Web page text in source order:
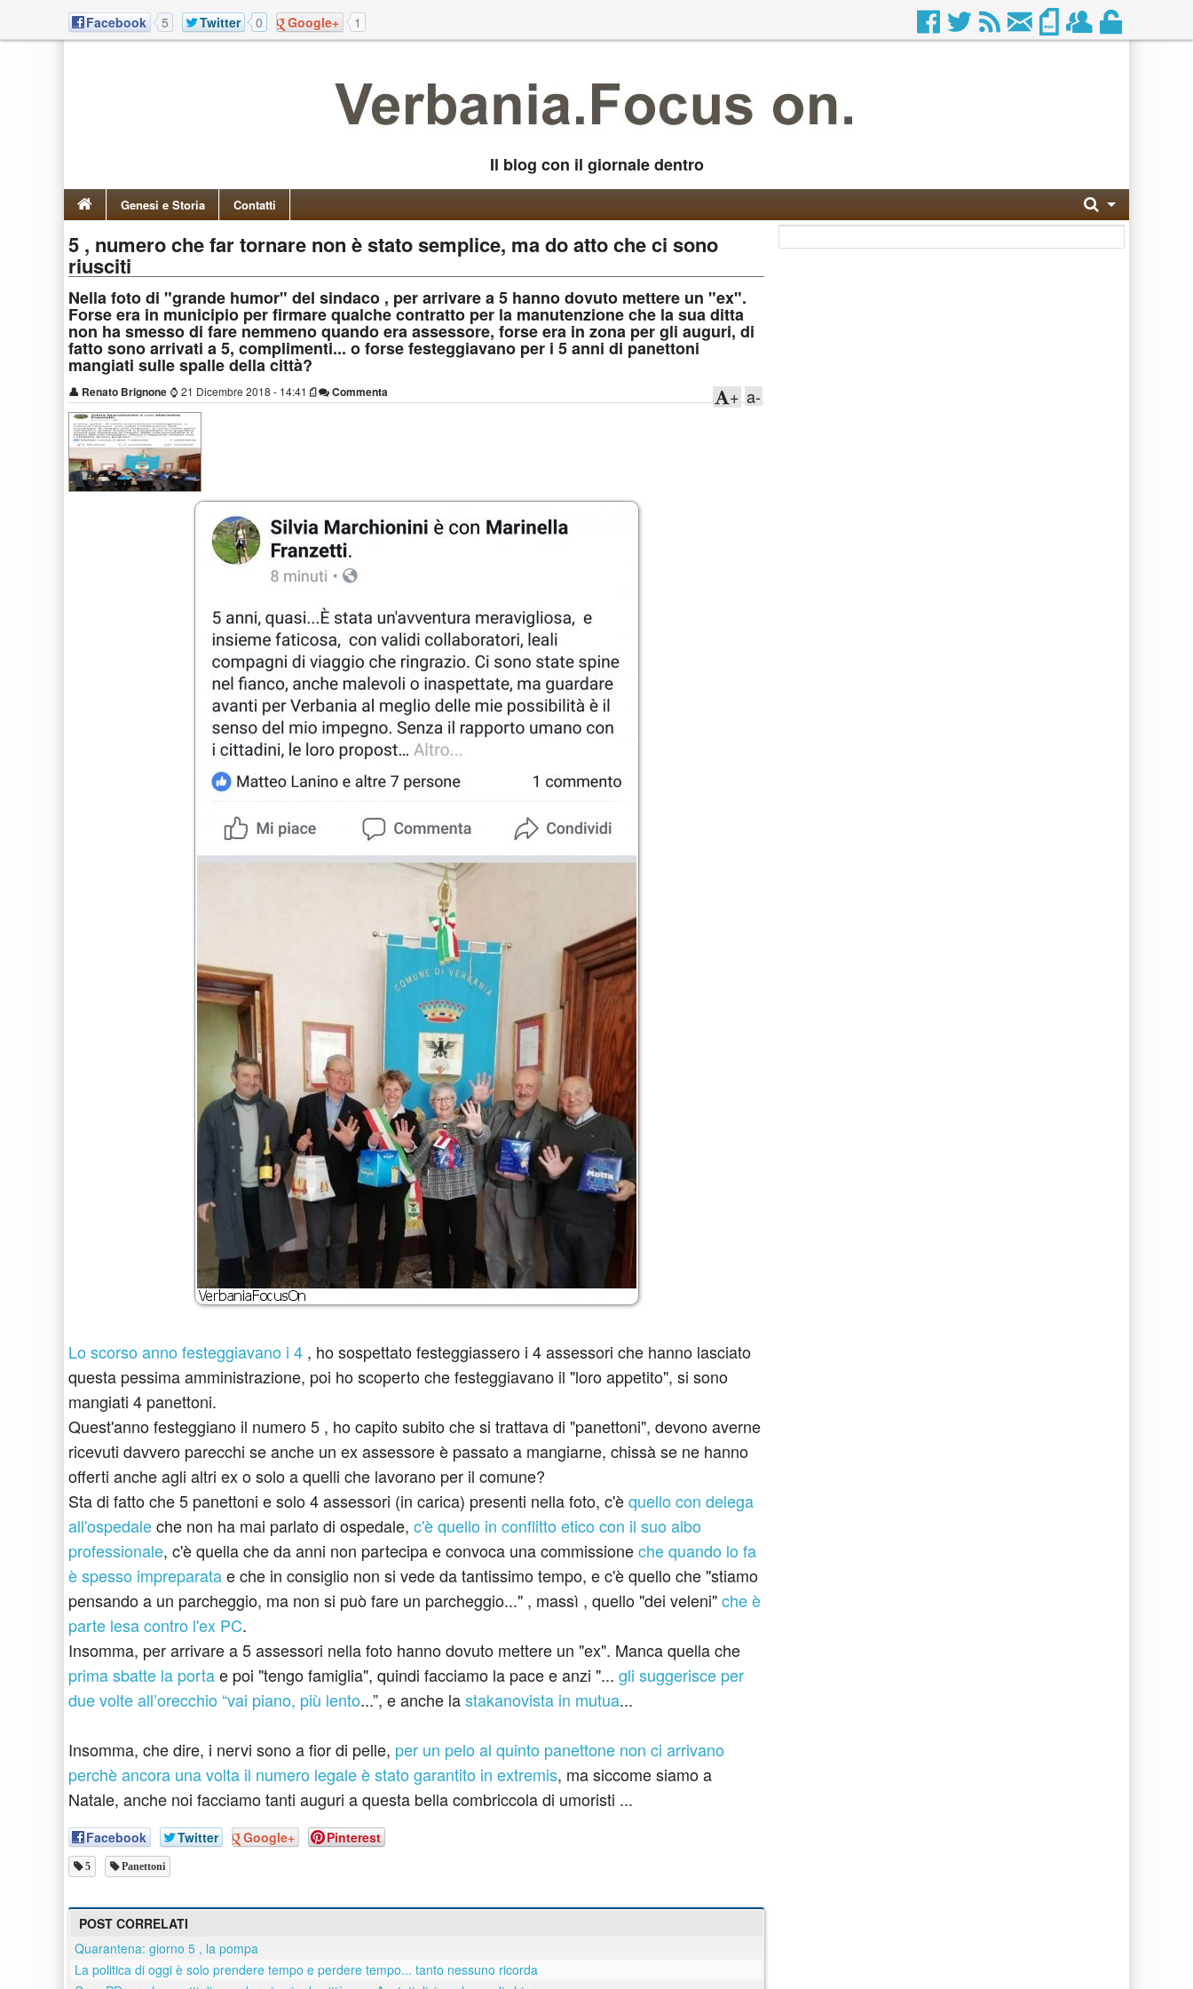
Facebook 5 Twitter 0 Google+ 1
Il blog con il giornale dentro
Genesi e Storia Contatti
5 , numero che far tornare non è stato semplice, ma do atto che ci sono
riusciti
Nella foto di "grande humor" del sindaco , per arrivare a 5 hanno dovuto mettere un "ex".
Forse era in municipio per firmare qualche contratto per la manutenzione che la sua ditta
non ha smesso di fare nemmeno quando era assessore, forse era in zona per gli auguri, di
fatto sono arrivati a 5, complimenti... o forse festeggiavano per i 5 anni di panettoni
mangiati sulle spalle della città?
👤 Renato Brignone ⌚ 21 Dicembre 2018 - 14:41 Commenta a-
+
Lo scorso anno festeggiavano i 4 , ho sospettato festeggiassero i 4 assessori che hanno lasciato
questa pessima amministrazione, poi ho scoperto che festeggiavano il "loro appetito", si sono
mangiati 4 panettoni.
Quest'anno festeggiano il numero 5 , ho capito subito che si trattava di "panettoni", devono averne
ricevuti davvero parecchi se anche un ex assessore è passato a mangiarne, chissà se ne hanno
offerti anche agli altri ex o solo a quelli che lavorano per il comune?
Sta di fatto che 5 panettoni e solo 4 assessori (in carica) presenti nella foto, c'èquello con delega
all'ospedaleche non ha mai parlato di ospedale, c'è quello in conflitto etico con il suo albo
professionale, c'è quella che da anni non partecipa e convoca una commissioneche quando lo fa
è spesso impreparatae che in consiglio non si vede da tantissimo tempo, e c'è quello che "stiamo
pensando a un parcheggio, ma non si può fare un parcheggio..." , massì , quello "dei veleni"che è
parte lesa contro l'ex PC.
Insomma, per arrivare a 5 assessori nella foto hanno dovuto mettere un "ex". Manca quella che
prima sbatte la portae poi "tengo famiglia", quindi facciamo la pace e anzi "... gli suggerisce per
due volte all’orecchio “vai piano, più lento...”, e anche lastakanovista in mutua...
Insomma, che dire, i nervi sono a fior di pelle, per un pelo al quinto panettone non ci arrivano
perchè ancora una volta il numero legale è stato garantito in extremis, ma siccome siamo a
Natale, anche noi facciamo tanti auguri a questa bella combriccola di umoristi ...
Facebook Twitter Google+ Pinterest
5 Panettoni
POST CORRELATI
Quarantena: giorno 5 , la pompa
La politica di oggi è solo prendere tempo e perdere tempo... tanto nessuno ricorda